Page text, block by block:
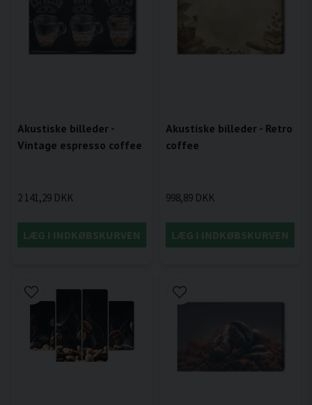
Akustiske billeder -
Vintage espresso coffee
2 141,29 DKK
LÆG I INDKØBSKURVEN
Akustiske billeder - Retro
coffee
998,89 DKK
LÆG I INDKØBSKURVEN